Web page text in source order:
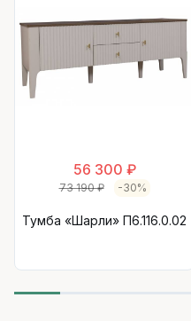
56 300 ₽
73 190 ₽ -30%
Тумба «Шарли» П6.116.0.02